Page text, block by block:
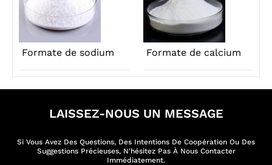
Formate de sodium Formate de calcium
LAISSEZ-NOUS UN MESSAGE
Si Vous Avez Des Questions, Des Intentions De Coopération Ou Des
Suggestions Précieuses, N'hésitez Pas À Nous Contacter
Immédiatement.